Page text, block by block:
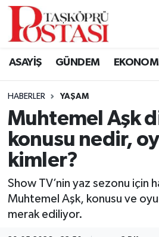
ASAYİŞ GÜNDEM EKONOMİ
HABERLER YAŞAM
Muhtemel Aşk
konusu nedir,
kimler?
Show TV’nin yaz sezonu için
Muhtemel Aşk, konusu ve
merak ediliyor.
Kastamonu Vefat Edenler
Araç Haberleri
Azdavay Haberleri
Bozkurt Haberleri